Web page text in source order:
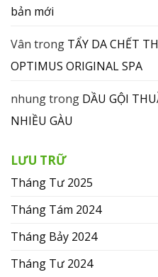
bản mới
Vân trong TẨY DA CHẾT
OPTIMUS ORIGINAL SPA
nhungtrong DẦU GỘI
NHIỀU GÀU
LƯU TRỮ
Tháng Tư 2025
Tháng Tám 2024
Tháng Bảy 2024
Tháng Tư 2024